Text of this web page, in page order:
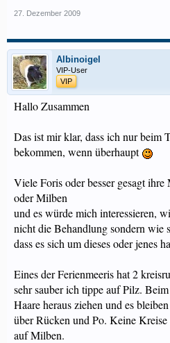
27. Dezember 2009
Albinoigel
VIP-User
VIP
Hallo Zusammen
Das ist mir klar, dass ich nur beim
bekommen, wenn überhaupt
Viele Foris oder besser gesagt
oder Milben
und es würde mich interessieren,
nicht die Behandlung sondern wie
dass es sich um dieses oder jenes
Eines der Ferienmeeris hat 2
sehr sauber ich tippe auf Pilz.
Haare heraus ziehen und es
über Rücken und Po. Keine
auf Milben.